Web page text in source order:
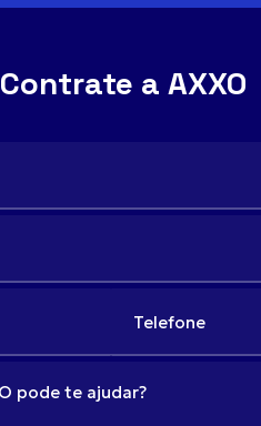
Contrate a AXXO